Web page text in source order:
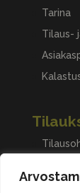
Tarina
Tilaus-